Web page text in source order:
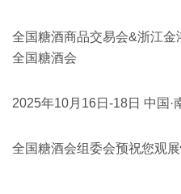
全国糖酒商品交易会&浙江
全国糖酒会
2025年10月16日-18日 中国·
全国糖酒会组委会预祝您观